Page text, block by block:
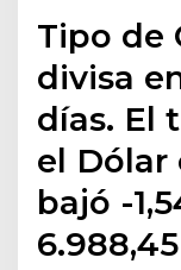
Tipo de
divisa
días. El
el Dólar
bajó -